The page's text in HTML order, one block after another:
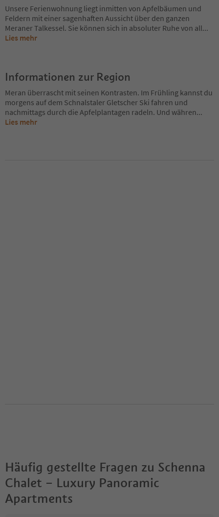
Unsere Ferienwohnung liegt inmitten von Apfelbäumen und
Feldern mit einer sagenhaften Aussicht über den ganzen
Meraner Talkessel. Sie können sich in absoluter Ruhe von all...
Lies mehr
Informationen zur Region
Meran überrascht mit seinen Kontrasten. Im Frühling kannst du
morgens auf dem Schnalstaler Gletscher Ski fahren und
nachmittags durch die Apfelplantagen radeln. Und währen...
Lies mehr
Häufig gestellte Fragen zu Schenna
Chalet – Luxury Panoramic
Apartments